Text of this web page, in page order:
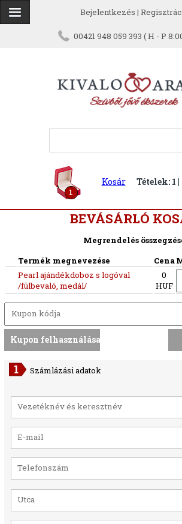
Bejelentkezés |
00421 948 059 393 ( H - P
1
Kosár Tételek: 1
BEVÁSÁRLÓ
Megrendelés
Termék megnevezése
Cena
Pearl ajándékdoboz s logóval
/fülbevaló, medál/
0
HUF
Számlázási adatok